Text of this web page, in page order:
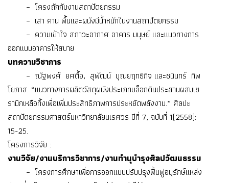
– โครงถักกับงานสถาปัตยกรรม
– เสา คาน พื้นและผนังมีน้ำหนักในงานสถาปัตยกรรม
– ความเข้าใจ สภาวะอากาศ อาคาร มนุษย์ และแนวทางการ
ออกแบบอาคารให้สบาย
บทความวิชาการ
– ณัฐพงศ์ ยศตื้อ, สุพัฒน์ บุณยฤทธิกิจ และชนินทร์ ทิพ
โยภาส. “แนวทางการผลิตวัสดุผนังประเภทบล็อกดินประสานผสมเซ
รามิกเหลือทิ้งเพื่อเพิ่มประสิทธิภาพการประหยัดพลังงาน.” ศิลปะ
สถาปัตยกรรมศาสตร์มหาวิทยาลัยนเรศวร ปีที่ 7, ฉบับที่ 1(2558):
15-25.
โครงการวิจัย :
งานวิจัย/งานบริการวิชาการ/งานทำนุบำรุงศิลปวัฒนธรรม
– โครงการศึกษาเพื่อการออกแบบปรับปรุงฟื้นฟูอนุรักษ์แหล่ง